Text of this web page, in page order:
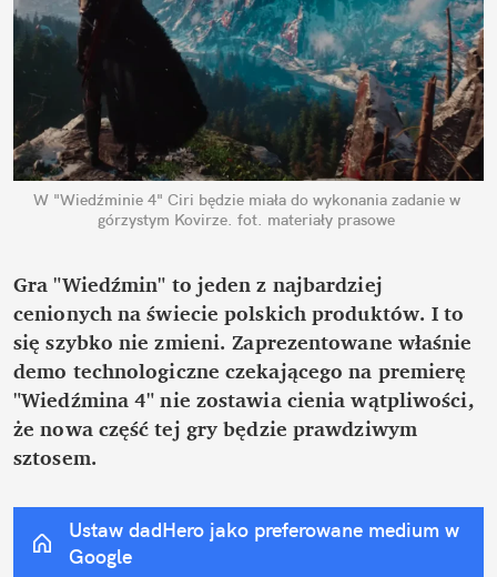
W "Wiedźminie 4" Ciri będzie miała do wykonania zadanie w
górzystym Kovirze. fot. materiały prasowe
Gra "Wiedźmin" to jeden z najbardziej
cenionych na świecie polskich produktów. I to
się szybko nie zmieni. Zaprezentowane właśnie
demo technologiczne czekającego na premierę
"Wiedźmina 4" nie zostawia cienia wątpliwości,
że nowa część tej gry będzie prawdziwym
sztosem.
Ustaw dadHero jako preferowane medium w
Google